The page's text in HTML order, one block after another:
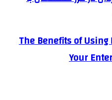
The Benefits of
Your